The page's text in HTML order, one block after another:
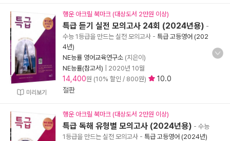
미리보기
행운 아크릴 북마크 (대상도서 2만원 이상)
특급 듣기 실전 모의고사 24회 (2024년용) -
수능 1등급을 만드는 실전 모의고사 - 특급 고등영어 (202
4년)
NE능률 영어교육연구소 (지은이)
NE능률(참고서)
2020년 10월
14,400원 (10% 할인 / 800원)
10.0
절판
행운 아크릴 북마크 (대상도서 2만원 이상)
특급 독해 유형별 모의고사 (2024년용) - 수능
1등급을 만드는 실전 모의고사 - 특급 고등영어 (2024년)